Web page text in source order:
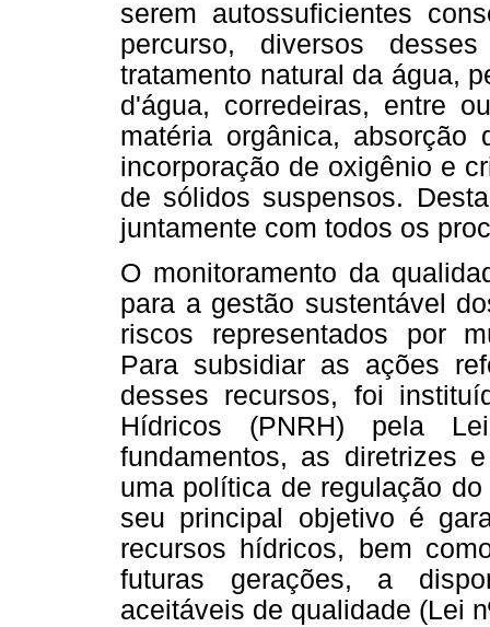
serem autossuficientes
percurso, diversos
tratamento natural da água,
d'água, corredeiras, entre
matéria orgânica,
incorporação de oxigênio e
de sólidos suspensos.
juntamente com todos os
O monitoramento da
para a gestão sustentável
riscos representados por
Para subsidiar as ações
desses recursos, foi
Hídricos (PNRH) pela
fundamentos, as diretrizes
uma política de regulação
seu principal objetivo é
recursos hídricos, bem
futuras gerações, a
aceitáveis de qualidade (Lei